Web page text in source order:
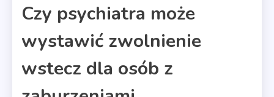
Czy psychiatra może
wystawić zwolnienie
wstecz dla osób z